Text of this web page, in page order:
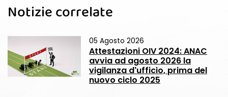
Notizie correlate
05 Agosto 2026
Attestazioni OIV 2024: ANAC
avvia ad agosto 2026 la
vigilanza d'ufficio, prima del
nuovo ciclo 2025